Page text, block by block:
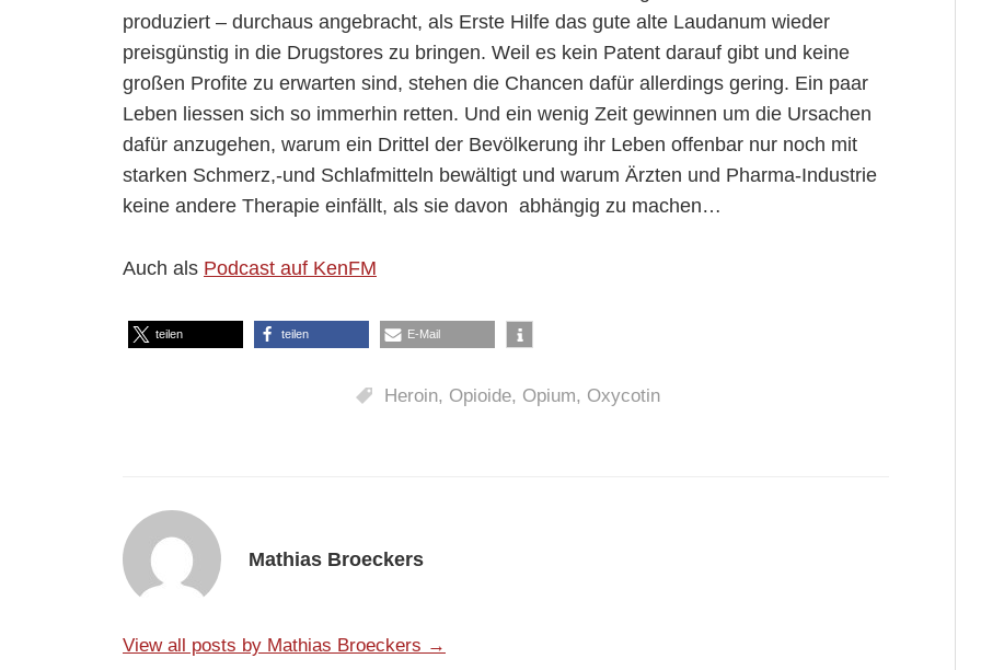
produziert – durchaus angebracht, als Erste Hilfe das gute alte Laudanum wieder
preisgünstig in die Drugstores zu bringen. Weil es kein Patent darauf gibt und keine
großen Profite zu erwarten sind, stehen die Chancen dafür allerdings gering. Ein paar
Leben liessen sich so immerhin retten. Und ein wenig Zeit gewinnen um die Ursachen
dafür anzugehen, warum ein Drittel der Bevölkerung ihr Leben offenbar nur noch mit
starken Schmerz,-und Schlafmitteln bewältigt und warum Ärzten und Pharma-Industrie
keine andere Therapie einfällt, als sie davon abhängig zu machen…
Auch als Podcast auf KenFM
teilen teilen E-Mail
Heroin, Opioide, Opium, Oxycotin
Mathias Broeckers
View all posts by Mathias Broeckers →